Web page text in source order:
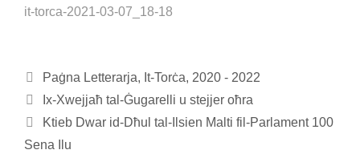
it-torca-2021-03-07_18-18
Paġna Letterarja, It-Torċa, 2020 - 2022
Ix-Xwejjaħ tal-Ġugarelli u stejjer oħra
Ktieb Dwar id-Dħul tal-Ilsien Malti fil-Parlament 100
Sena Ilu